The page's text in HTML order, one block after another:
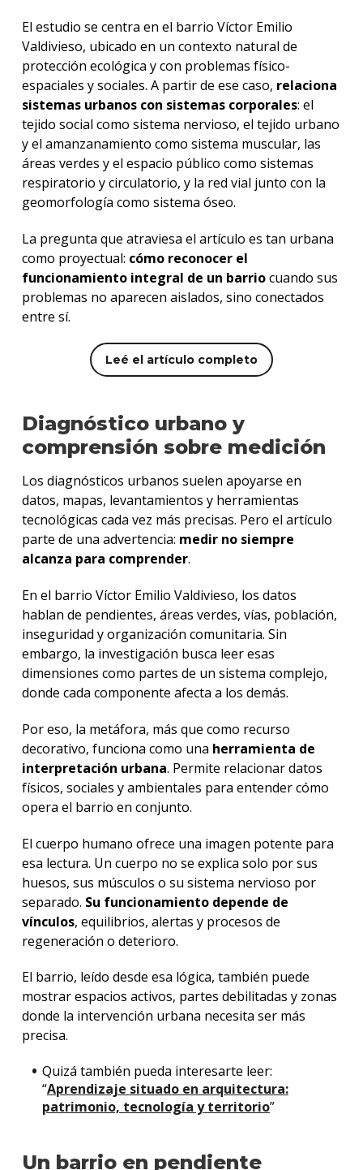
El estudio se centra en el barrio Víctor Emilio
Valdivieso, ubicado en un contexto natural de
protección ecológica y con problemas físico-
espaciales y sociales. A partir de ese caso, relaciona
sistemas urbanos con sistemas corporales: el
tejido social como sistema nervioso, el tejido urbano
y el amanzanamiento como sistema muscular, las
áreas verdes y el espacio público como sistemas
respiratorio y circulatorio, y la red vial junto con la
geomorfología como sistema óseo.
La pregunta que atraviesa el artículo es tan urbana
como proyectual: cómo reconocer el
funcionamiento integral de un barriocuando sus
problemas no aparecen aislados, sino conectados
entre sí.
Leé el artículo completo
Diagnóstico urbano y
comprensión sobre medición
Los diagnósticos urbanos suelen apoyarse en
datos, mapas, levantamientos y herramientas
tecnológicas cada vez más precisas. Pero el artículo
parte de una advertencia: medir no siempre
alcanza para comprender.
En el barrio Víctor Emilio Valdivieso, los datos
hablan de pendientes, áreas verdes, vías, población,
inseguridad y organización comunitaria. Sin
embargo, la investigación busca leer esas
dimensiones como partes de un sistema complejo,
donde cada componente afecta a los demás.
Por eso, la metáfora, más que como recurso
decorativo, funciona como una herramienta de
interpretación urbana. Permite relacionar datos
físicos, sociales y ambientales para entender cómo
opera el barrio en conjunto.
El cuerpo humano ofrece una imagen potente para
esa lectura. Un cuerpo no se explica solo por sus
huesos, sus músculos o su sistema nervioso por
separado. Su funcionamiento depende de
vínculos, equilibrios, alertas y procesos de
regeneración o deterioro.
El barrio, leído desde esa lógica, también puede
mostrar espacios activos, partes debilitadas y zonas
donde la intervención urbana necesita ser más
precisa.
Quizá también pueda interesarte leer:
“Aprendizaje situado en arquitectura:
patrimonio, tecnología y territorio”
Un barrio en pendiente